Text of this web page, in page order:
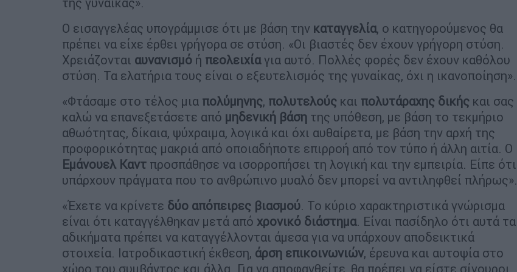
Ο εισαγγελέας υπογράμμισε ότι με βάση την καταγγελία, ο κατηγορούμενος θα
πρέπει να είχε έρθει γρήγορα σε στύση. «Οι βιαστές δεν έχουν γρήγορη στύση.
Χρειάζονται αυνανισμό ή πεολειχίαγια αυτό. Πολλές φορές δεν έχουν καθόλου
στύση. Τα ελατήρια τους είναι ο εξευτελισμός της γυναίκας, όχι η ικανοποίηση».
«Φτάσαμε στο τέλος μια πολύμηνης, πολυτελούς και πολυτάραχης δικής και σας
καλώ να επανεξετάσετε από μηδενική βάση της υπόθεση, με βάση το τεκμήριο
αθωότητας, δίκαια, ψύχραιμα, λογικά και όχι αυθαίρετα, με βάση την αρχή της
προφορικότητας μακριά από οποιαδήποτε επιρροή από τον τύπο ή άλλη αιτία. Ο
Εμάνουελ Καντ προσπάθησε να ισορροπήσει τη λογική και την εμπειρία. Είπε ότι
υπάρχουν πράγματα που το ανθρώπινο μυαλό δεν μπορεί να αντιληφθεί πλήρως».
«Έχετε να κρίνετε δύο απόπειρες βιασμού. Το κύριο χαρακτηριστικά γνώρισμα
είναι ότι καταγγέλθηκαν μετά από χρονικό διάστημα. Είναι πασίδηλο ότι αυτά τα
αδικήματα πρέπει να καταγγέλλονται άμεσα για να υπάρχουν αποδεικτικά
στοιχεία. Ιατροδικαστική έκθεση, άρση επικοινωνιών, έρευνα και αυτοψία στο
χώρο του συμβάντος και άλλα. Για να αποφανθείτε, θα πρέπει να είστε σίγουροι